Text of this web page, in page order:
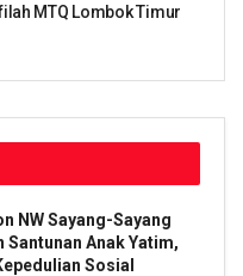
MTQ Lombok Timur
NW Sayang-Sayang
Santunan Anak Yatim,
Sosial